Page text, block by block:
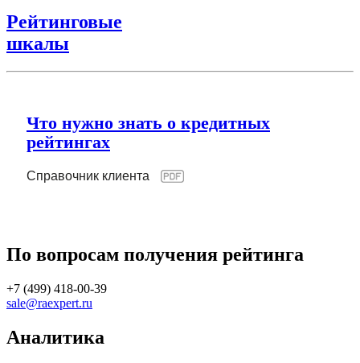
Рейтинговые
шкалы
Что нужно знать о кредитных
рейтингах
Справочник клиента
По вопросам получения рейтинга
+7 (499) 418-00-39
sale@raexpert.ru
Аналитика